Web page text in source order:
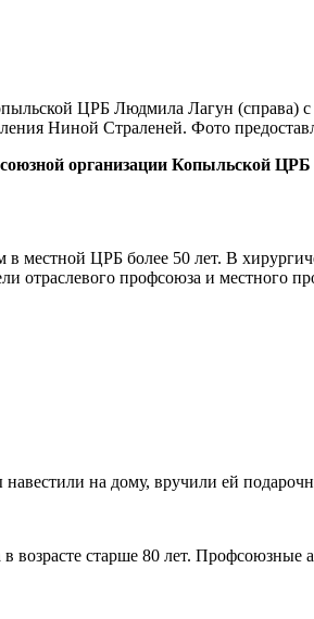
ЦРБ Людмила Лагун (справа)
Ниной Страленей. Фото
организации Копыльской
местной ЦРБ более 50 лет. В
отраслевого профсоюза и местного
на дому, вручили ей
старше 80 лет. Профсоюзные